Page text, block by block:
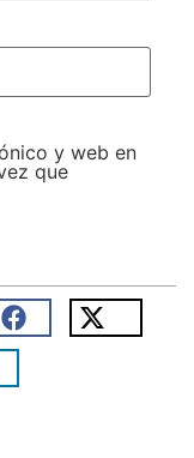
y web en
que